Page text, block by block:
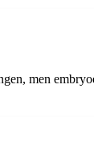
men